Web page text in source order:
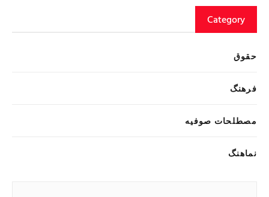
Category
حقوق
فرهنگ
مصطلحات صوفیه
نماهنگ